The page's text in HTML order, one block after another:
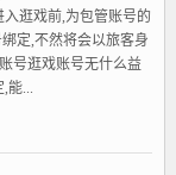
逛戏前,为包管账号的
定,不然将会以旅客身
号逛戏账号无什么益
能...